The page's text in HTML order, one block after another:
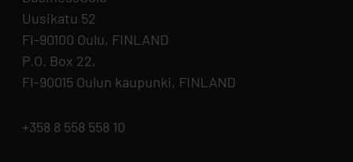
Uusikatu 52
FI-90100 Oulu, FINLAND
P.O. Box 22,
FI-90015 Oulun kaupunki, FINLAND
+358 8 558 558 10